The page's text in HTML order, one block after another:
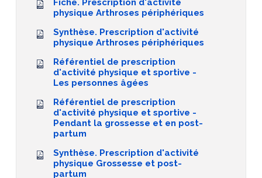
Fiche. Prescription d'activité
physique Arthroses périphériques
Synthèse. Prescription d'activité
physique Arthroses périphériques
Référentiel de prescription
d'activité physique et sportive -
Les personnes âgées
Référentiel de prescription
d'activité physique et sportive -
Pendant la grossesse et en post-
partum
Synthèse. Prescription d'activité
physique Grossesse et post-
partum